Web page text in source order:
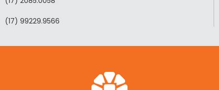
(17) 99229.9566